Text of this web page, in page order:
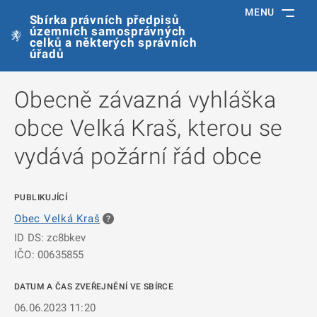
Sbírka právních předpisů
územních samosprávných
celků a některých správních
úřadů
MENU
Obecně závazná vyhláška
obce Velká Kraš, kterou se
vydává požární řád obce
PUBLIKUJÍCÍ
Obec Velká Kraš
ID DS: zc8bkev
IČO: 00635855
DATUM A ČAS ZVEŘEJNĚNÍ VE SBÍRCE
06.06.2023 11:20